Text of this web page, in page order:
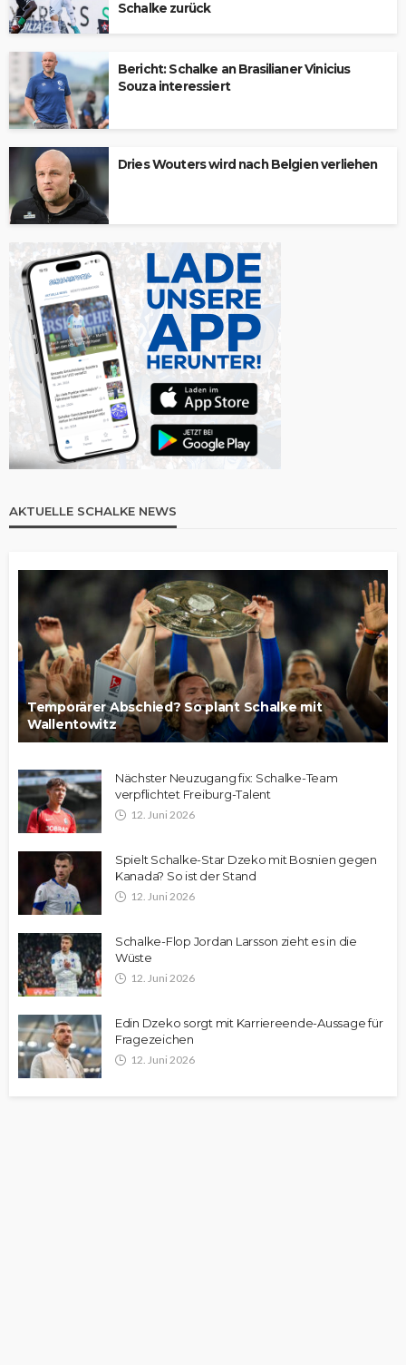
Schalke zurück
Bericht: Schalke an Brasilianer Vinicius
Souza interessiert
Dries Wouters wird nach Belgien verliehen
AKTUELLE SCHALKE NEWS
Temporärer Abschied? So plant Schalke mit
Wallentowitz
Nächster Neuzugang fix: Schalke-Team
verpflichtet Freiburg-Talent
12. Juni 2026
Spielt Schalke-Star Dzeko mit Bosnien gegen
Kanada? So ist der Stand
12. Juni 2026
Schalke-Flop Jordan Larsson zieht es in die
Wüste
12. Juni 2026
Edin Dzeko sorgt mit Karriereende-Aussage für
Fragezeichen
12. Juni 2026